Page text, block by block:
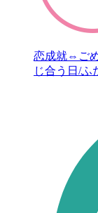
恋成就⇔ご
じ合う日/ふ